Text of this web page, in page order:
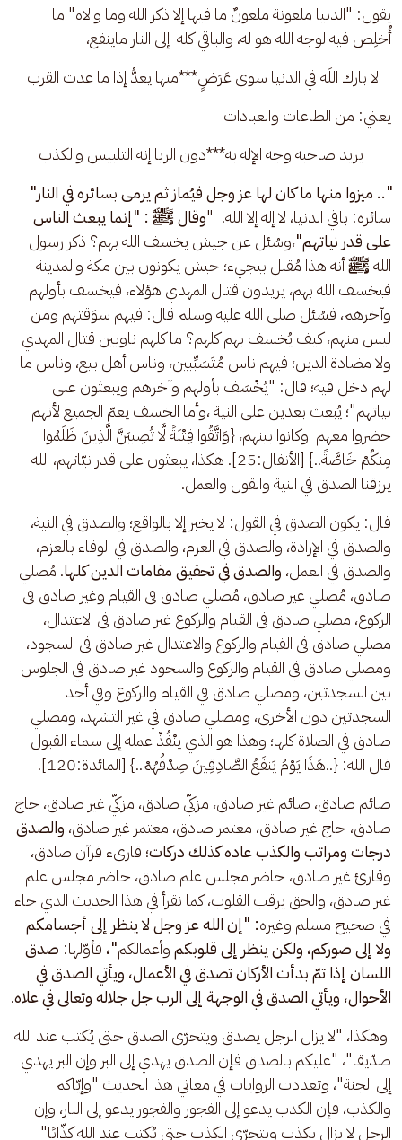
يقول: "الدنيا ملعونة ملعونٌ ما فيها إلا ذكر الله وما والاه" ما
أُخلِص فيه لوجه الله هو له، والباقي كله  إلى النار ماينفع،
لا بارك اللَه في الدنيا سوى عَرَضٍ***منها يعدُّ إذا ما عدت القرب
يعني: من الطاعات والعبادات
يريد صاحبه وجه الإله به***دون الريا إنه التلبيس والكذب
".. ميزوا منها ما كان لها عز وجل فيُماز ثم يرمى بسائره في النار"
سائره: باقي الدنيا، لا إله إلا الله!  "وقال ﷺ : "إنما يبعث الناس
على قدر نياتهم"،وسُئل عن جيش يخسف الله بهم؟ ذكر رسول
الله ﷺ أنه هذا مُقبل بيجيء؛ جيش يكونون بين مكة والمدينة
فيخسف الله بهم، يريدون قتال المهدي هؤلاء، فيخسف بأولهم
وآخرهم، فسُئل صلى الله عليه وسلم قال: فيهم سوَقتهم ومن
ليس منهم، كيف يُخسف بهم كلهم؟ ما كلهم ناويين قتال المهدي
ولا مضادة الدين؛ فيهم ناس مُتَسَبِّبين، وناس أهل بيع، وناس ما
لهم دخل فيه؛ قال: "يُخْسَف بأولهم وآخرهم ويبعثون على
نياتهم"؛ يُبعث بعدين على النية ،وأما الخسف يعمّ الجميع لأنهم
حضروا معهم  وكانوا بينهم، {وَاتَّقُوا فِتْنَةً لَّا تُصِيبَنَّ الَّذِينَ ظَلَمُوا
مِنكُمْ خَاصَّةً..} [الأنفال:25]. هكذا، يبعثون على قدر نيّاتهم، الله
يرزقنا الصدق في النية والقول والعمل.
قال: يكون الصدق في القول: لا يخبر إلا بالواقع؛ والصدق في النية،
والصدق في الإرادة، والصدق في العزم، والصدق في الوفاء بالعزم،
والصدق في العمل، والصدق في تحقيق مقامات الدين كلها. مُصلي
صادق، مُصلي غير صادق، مُصلي صادق فى القيام وغير صادق فى
الركوع، مصلي صادق فى القيام والركوع غير صادق فى الاعتدال،
مصلي صادق فى القيام والركوع والاعتدال غير صادق فى السجود،
ومصلي صادق في القيام والركوع والسجود غير صادق في الجلوس
بين السجدتين، ومصلي صادق في القيام والركوع وفي أحد
السجدتين دون الأخرى، ومصلي صادق في غير التشهد، ومصلي
صادق في الصلاة كلها؛ وهذا هو الذي ينْفُذْ عمله إلى سماء القبول
قال الله: {..هَٰذَا يَوْمُ يَنفَعُ الصَّادِقِينَ صِدْقُهُمْ..} [المائدة:120].
صائم صادق، صائم غير صادق، مزكّي صادق، مزكّي غير صادق، حاج
صادق، حاج غير صادق، معتمر صادق، معتمر غير صادق، والصدق
درجات ومراتب والكذب عاده كذلك دركات؛ قارىء قرآن صادق،
وقارئ غير صادق، حاضر مجلس علم صادق، حاضر مجلس علم
غير صادق، والحق يرقب القلوب، كما نقرأ في هذا الحديث الذي جاء
في صحيح مسلم وغيره: "إن الله عز وجل لا ينظر إلى أجسامكم
ولا إلى صوركم، ولكن ينظر إلى قلوبكم وأعمالكم"، فأوّلها: صدق
اللسان إذا تمّ بدأت الأركان تصدق في الأعمال، ويأتي الصدق في
الأحوال، ويأتي الصدق في الوجهة إلى الرب جل جلالهوتعالى في علاه.
وهكذا، "لا يزال الرجل يصدق ويتحرّى الصدق حتى يُكتب عند الله
صدّيقا"، "عليكم بالصدق فإن الصدق يهدي إلى البر وإن البر يهدي
إلى الجنة"، وتعددت الروايات في معاني هذا الحديث "وإيّاكم
والكذب، فإن الكذب يدعو إلى الفجور والفجور يدعو إلى النار، وإن
الرجل لا يزال يكذب ويتحرّى الكذب حتى يُكتب عند الله كذّابًا"